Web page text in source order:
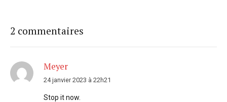
2 commentaires
Meyer
24 janvier 2023 à 22h21
Stop it now.